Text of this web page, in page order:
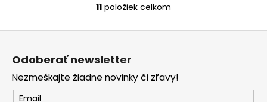
O
v
a
c
11 položiek celkom
Z
Odoberať newsletter
Nezmeškajte žiadne novinky či zľavy!
Email